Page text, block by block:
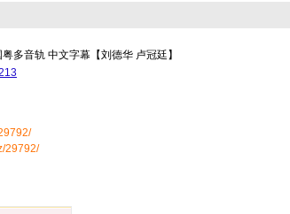
多音轨 中文字幕【刘德华 卢冠廷】
29792/